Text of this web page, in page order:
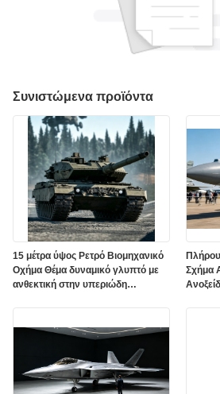
Συνιστώμενα προϊόντα
15 μέτρα ύψος Ρετρό Βιομηχανικό
Οχήμα Θέμα δυναμικό γλυπτό με
ανθεκτική στην υπεριώδη
Σχήμα